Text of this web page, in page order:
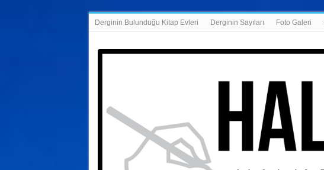
Derginin Bulunduğu Kitap Evleri Derginin Sayıları Foto Galeri